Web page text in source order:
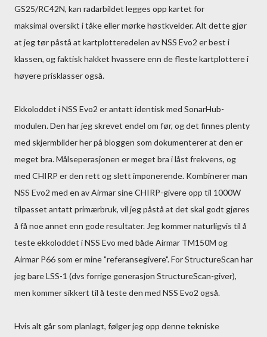
GS25/RC42N, kan radarbildet legges opp kartet for
maksimal oversikt i tåke eller mørke høstkvelder. Alt dette gjør
at jeg tør påstå at kartplotteredelen av NSS Evo2 er best i
klassen, og faktisk hakket hvassere enn de fleste kartplottere i
høyere prisklasser også.
Ekkoloddet i NSS Evo2 er antatt identisk med SonarHub-
modulen. Den har jeg skrevet endel om før, og det finnes plenty
med skjermbilder her på bloggen som dokumenterer at den er
meget bra. Målseperasjonen er meget bra i låst frekvens, og
med CHIRP er den rett og slett imponerende. Kombinerer man
NSS Evo2 med en av Airmar sine CHIRP-givere opp til 1000W
tilpasset antatt primærbruk, vil jeg påstå at det skal godt gjøres
å få noe annet enn gode resultater. Jeg kommer naturligvis til å
teste ekkoloddet i NSS Evo med både Airmar TM150M og
Airmar P66 som er mine "referansegivere". For StructureScan har
jeg bare LSS-1 (dvs forrige generasjon StructureScan-giver),
men kommer sikkert til å teste den med NSS Evo2 også.
Hvis alt går som planlagt, følger jeg opp denne tekniske